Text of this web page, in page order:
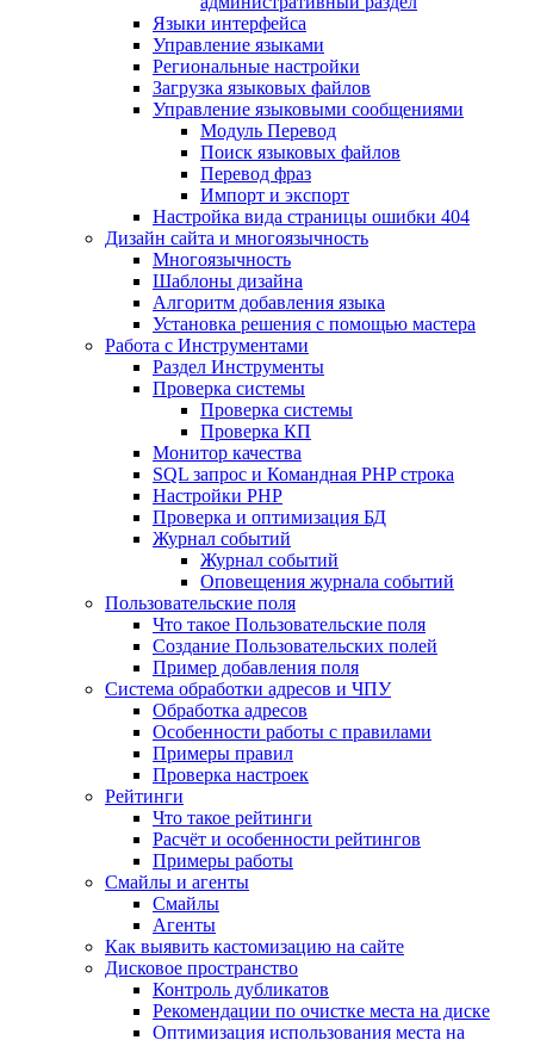
Языки интерфейса
Управление языками
Региональные настройки
Загрузка языковых файлов
Управление языковыми сообщениями
Mодуль Перевод
Поиск языковых файлов
Перевод фраз
Импорт и экспорт
Настройка вида страницы ошибки 404
Дизайн сайта и многоязычность
Многоязычность
Шаблоны дизайна
Алгоритм добавления языка
Установка решения с помощью мастера
Работа с Инструментами
Раздел Инструменты
Проверка системы
Проверка системы
Проверка КП
Монитор качества
SQL запрос и Командная PHP строка
Настройки PHP
Проверка и оптимизация БД
Журнал событий
Журнал событий
Оповещения журнала событий
Пользовательские поля
Что такое Пользовательские поля
Создание Пользовательских полей
Пример добавления поля
Система обработки адресов и ЧПУ
Обработка адресов
Особенности работы с правилами
Примеры правил
Проверка настроек
Рейтинги
Что такое рейтинги
Расчёт и особенности рейтингов
Примеры работы
Смайлы и агенты
Смайлы
Агенты
Как выявить кастомизацию на сайте
Дисковое пространство
Контроль дубликатов
Рекомендации по очистке места на диске
Оптимизация использования места на